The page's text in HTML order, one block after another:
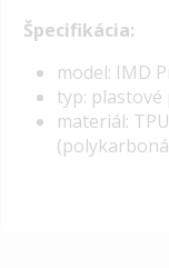
Špecifikácia:
model: IMD
typ:
materiál: